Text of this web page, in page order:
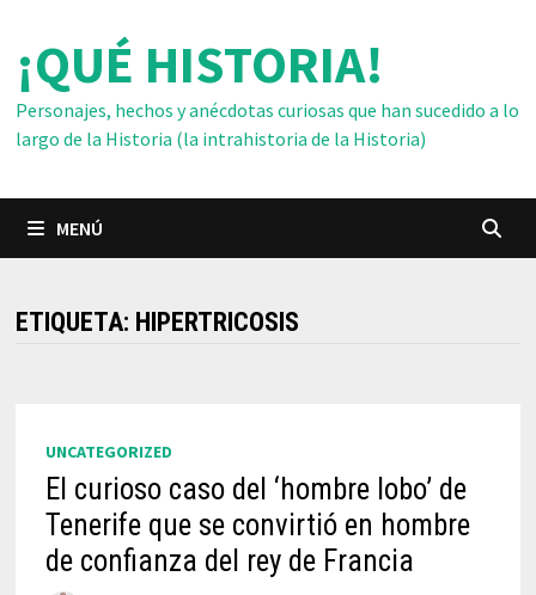
contenido
¡QUÉ HISTORIA!
Personajes, hechos y anécdotas curiosas que han sucedido a lo
largo de la Historia (la intrahistoria de la Historia)
MENÚ
ETIQUETA: HIPERTRICOSIS
UNCATEGORIZED
El curioso caso del ‘hombre lobo’ de
Tenerife que se convirtió en hombre
de confianza del rey de Francia